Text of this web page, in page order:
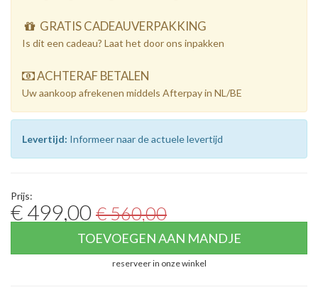
GRATIS CADEAUVERPAKKING
Is dit een cadeau? Laat het door ons inpakken
ACHTERAF BETALEN
Uw aankoop afrekenen middels Afterpay in NL/BE
Levertijd: Informeer naar de actuele levertijd
Prijs:
€ 499,00 € 560,00
TOEVOEGEN AAN MANDJE
reserveer in onze winkel